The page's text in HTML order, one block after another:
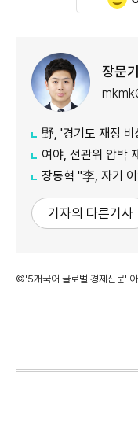
장문
野, '경기도 재정 비
여야, 선관위 압박
장동혁 "李, 자기
기자의 다른기사
©'5개국어 글로벌 경제신문' 아